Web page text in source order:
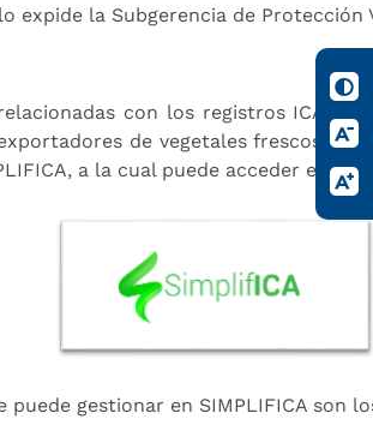
expide la Subgerencia de Protección
con los registros ICA de
de vegetales frescos se
a la cual puede acceder en el
puede gestionar en SIMPLIFICA son